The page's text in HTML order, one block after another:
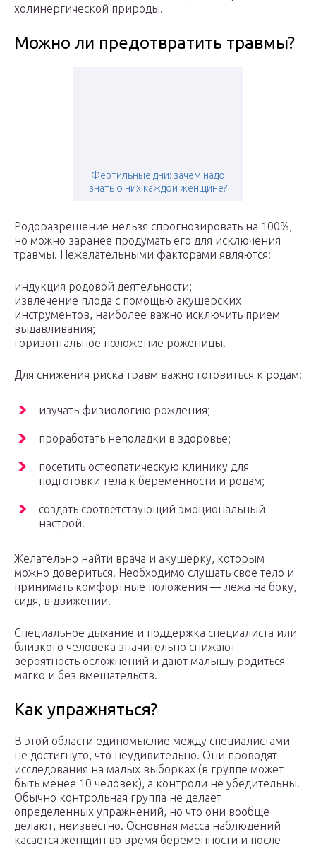
холинергической природы.
Можно ли предотвратить травмы?
Фертильные дни: зачем надо
знать о них каждой женщине?
Родоразрешение нельзя спрогнозировать на 100%,
но можно заранее продумать его для исключения
травмы. Нежелательными факторами являются:
индукция родовой деятельности;
извлечение плода с помощью акушерских
инструментов, наиболее важно исключить прием
выдавливания;
горизонтальное положение роженицы.
Для снижения риска травм важно готовиться к родам:
изучать физиологию рождения;
проработать неполадки в здоровье;
посетить остеопатическую клинику для
подготовки тела к беременности и родам;
создать соответствующий эмоциональный
настрой!
Желательно найти врача и акушерку, которым
можно довериться. Необходимо слушать свое тело и
принимать комфортные положения — лежа на боку,
сидя, в движении.
Специальное дыхание и поддержка специалиста или
близкого человека значительно снижают
вероятность осложнений и дают малышу родиться
мягко и без вмешательств.
Как упражняться?
В этой области единомыслие между специалистами
не достигнуто, что неудивительно. Они проводят
исследования на малых выборках (в группе может
быть менее 10 человек), а контроли не убедительны.
Обычно контрольная группа не делает
определенных упражнений, но что они вообще
делают, неизвестно. Основная масса наблюдений
касается женщин во время беременности и после